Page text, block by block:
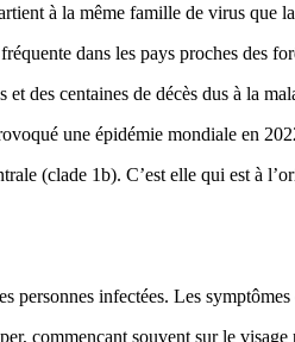
à la même famille de virus que
dans les pays proches des
des centaines de décès dus à la
une épidémie mondiale en
(clade 1b). C’est elle qui est à
infectées. Les
commençant souvent sur le